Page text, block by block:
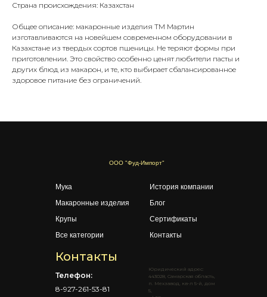
Страна происхождения: Казахстан
Общее описание: макаронные изделия ТМ Мартин
изготавливаются на новейшем современном оборудовании в
Казахстане из твердых сортов пшеницы. Не теряют формы при
приготовлении. Это свойство особенно ценят любители пасты и
других блюд из макарон, и те, кто выбирает сбалансированное
здоровое питание без ограничений.
История компании
Блог
Сертификаты
Контакты
Мука
Макаронные изделия
Крупы
Все категории
ООО "Фуд-Импорт"
Юридический адрес:
443028, Самарская область,
п. Мехзавод, кв-л 5-й, дом
5,
Контакты
Телефон:
8-927-261-53-81